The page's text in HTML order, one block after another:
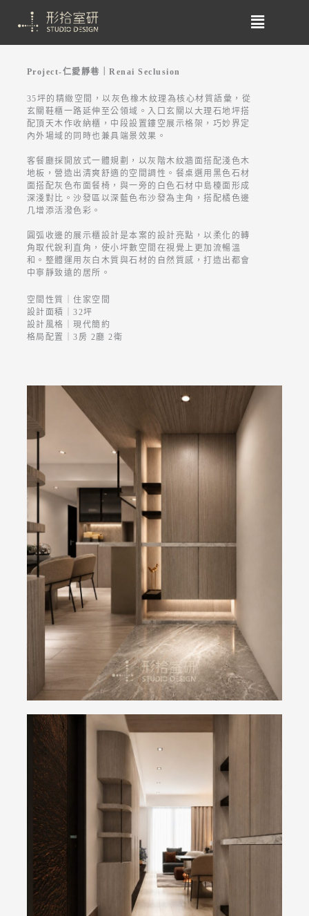
Project-仁愛靜巷｜Renai Seclusion
35坪的精緻空間，以灰色橡木紋理為核心材質語彙，從
玄關鞋櫃一路延伸至公領域。入口玄關以大理石地坪搭
配頂天木作收納櫃，中段設置鏤空展示格架，巧妙界定
內外場域的同時也兼具端景效果。
客餐廳採開放式一體規劃，以灰階木紋牆面搭配淺色木
地板，營造出清爽舒適的空間調性。餐桌選用黑色石材
面搭配灰色布面餐椅，與一旁的白色石材中島檯面形成
深淺對比。沙發區以深藍色布沙發為主角，搭配橘色邊
几增添活潑色彩。
圓弧收邊的展示櫃設計是本案的設計亮點，以柔化的轉
角取代銳利直角，使小坪數空間在視覺上更加流暢溫
和。整體運用灰白木質與石材的自然質感，打造出都會
中寧靜致遠的居所。
空間性質｜住家空間
設計面積｜32坪
設計風格｜現代簡約
格局配置｜3房 2廳 2衛